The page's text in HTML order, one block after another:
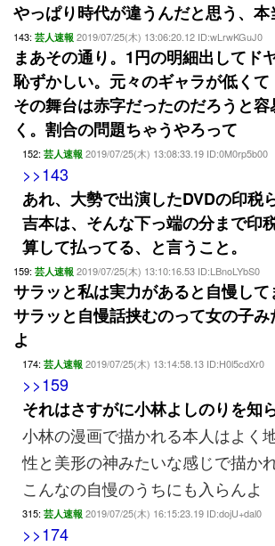
やっぱり時代が違うんだと思う、本
143: 芸人速報 2019/07/25(木) 13:06:20.12 ID:wLrwKGuJ0
まあその通り。1円の明細出してド
恥ずかしい。元々のギャラが低くて
その舞台は赤字だったのだろうと
く。割合の問題ちゃうやろって
152: 芸人速報 2019/07/25(木) 13:08:33.19 ID:0M0rp5b00
>>143
あれ、大勢で出演したDVDの印税
吉本は、そんな下っ端の分まで印
算して払ってる、と言うこと。
159: 芸人速報 2019/07/25(木) 13:10:16.53 ID:LBnoLYbS0
サラッと私は実力があると自慢して
サラッと自慢話挟むのって女の子み
よ
174: 芸人速報 2019/07/25(木) 13:14:58.13 ID:H0l5cdXr0
>>159
それはさすがに小林よしのりを知
小林の漫画で描かれる本人はよく
性と美形の神みたいな感じで描か
こんなの自慢のうちにも入らんよ
315: 芸人速報 2019/07/25(木) 16:15:23.19 ID:dojU+dal0
>>174